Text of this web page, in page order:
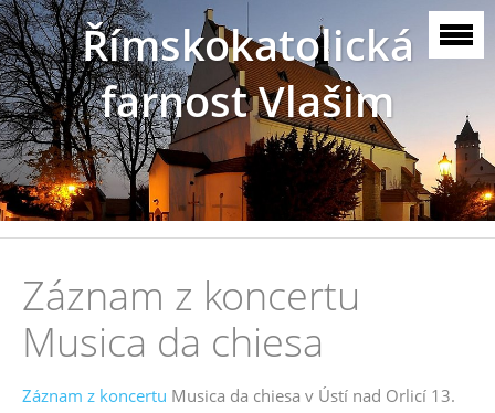
Římskokatolická
farnost Vlašim
Záznam z koncertu
Musica da chiesa
Záznam z koncertu Musica da chiesa v Ústí nad Orlicí 13.